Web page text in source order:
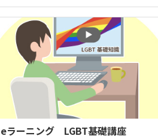
eラーニング LGBT基礎講座